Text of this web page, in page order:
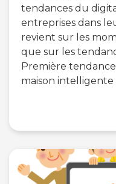
tendances du
entreprises dans
revient sur les
que sur les
Première tendance
maison